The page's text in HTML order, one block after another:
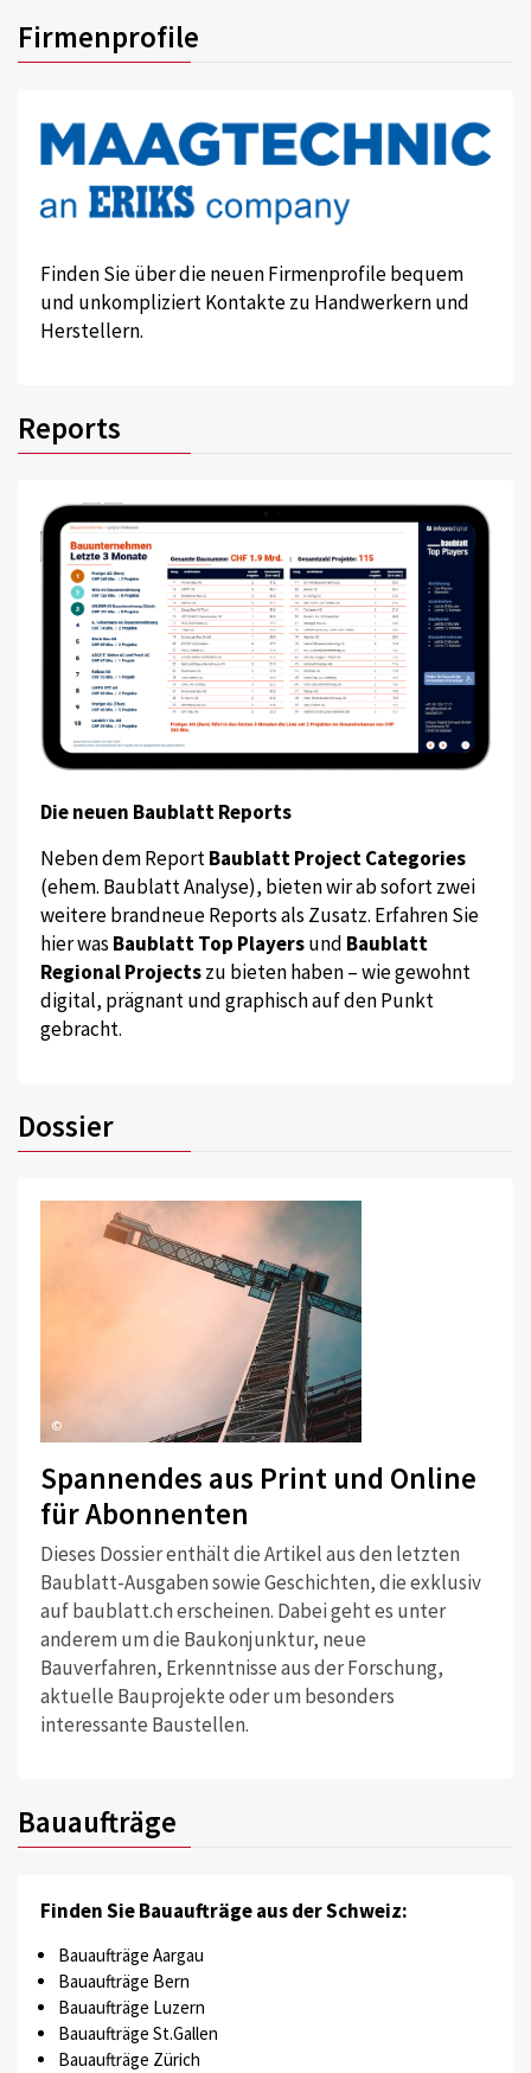
Firmenprofile
Finden Sie über die neuen Firmenprofile bequem
und unkompliziert Kontakte zu Handwerkern und
Herstellern.
Reports
Die neuen Baublatt Reports
Neben dem ReportBaublatt Project Categories
(ehem. Baublatt Analyse), bieten wir ab sofort zwei
weitere brandneue Reports als Zusatz. Erfahren Sie
hier was Baublatt Top Playersund Baublatt
Regional Projectszu bieten haben – wie gewohnt
digital, prägnant und graphisch auf den Punkt
gebracht.
Dossier
©
Spannendes aus Print und Online
für Abonnenten
Dieses Dossier enthält die Artikel aus den letzten
Baublatt-Ausgaben sowie Geschichten, die exklusiv
auf baublatt.ch erscheinen. Dabei geht es unter
anderem um die Baukonjunktur, neue
Bauverfahren, Erkenntnisse aus der Forschung,
aktuelle Bauprojekte oder um besonders
interessante Baustellen.
Bauaufträge
Finden Sie Bauaufträge aus der Schweiz:
Bauaufträge Aargau
Bauaufträge Bern
Bauaufträge Luzern
Bauaufträge St.Gallen
Bauaufträge Zürich